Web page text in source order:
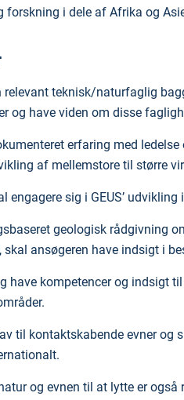
forskning i dele af Afrika og
relevant teknisk/naturfaglig
og have viden om disse
erfaring med
af mellemstore til større
engagere sig i GEUS’ udvikling
geologisk
skal ansøgeren have indsigt i
have kompetencer og indsigt
til kontaktskabende evner og
og evnen til at lytte er også